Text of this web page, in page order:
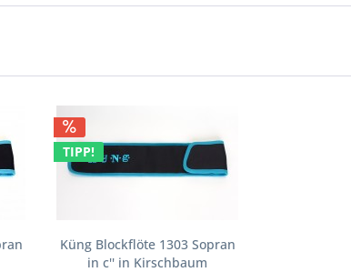
TIPP!
Küng Blockflöte 1303 Sopran
in c'' in Kirschbaum